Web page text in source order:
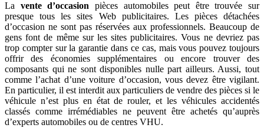
La vente d’occasion pièces automobiles peut être trouvée sur
presque tous les sites Web publicitaires. Les pièces détachées
d’occasion ne sont pas réservées aux professionnels. Beaucoup de
gens font de même sur les sites publicitaires. Vous ne devriez pas
trop compter sur la garantie dans ce cas, mais vous pouvez toujours
offrir des économies supplémentaires ou encore trouver des
composants qui ne sont disponibles nulle part ailleurs. Aussi, tout
comme l’achat d’une voiture d’occasion, vous devez être vigilant.
En particulier, il est interdit aux particuliers de vendre des pièces si le
véhicule n’est plus en état de rouler, et les véhicules accidentés
classés comme irrémédiables ne peuvent être achetés qu’auprès
d’experts automobiles ou de centres VHU.